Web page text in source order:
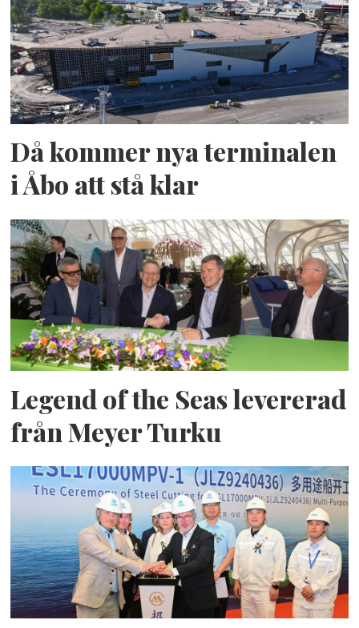
Då kommer nya terminalen
i Åbo att stå klar
Legend of the Seas levererad
från Meyer Turku